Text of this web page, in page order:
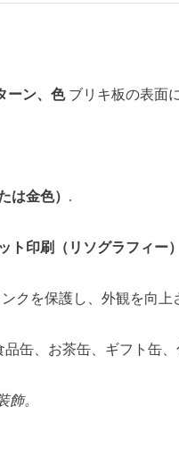
ーン、色ブリキ板の表面
は金色） .
ト印刷（リソグラフィー）
クを保護し、外観を向上
缶、お茶缶、ギフト缶、
。